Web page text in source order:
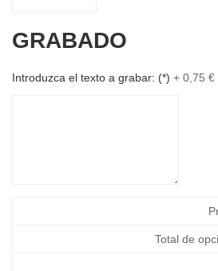
17,60 €
GRABADO
Introduzca el texto a grabar: (*) + 0,75 €
Total de